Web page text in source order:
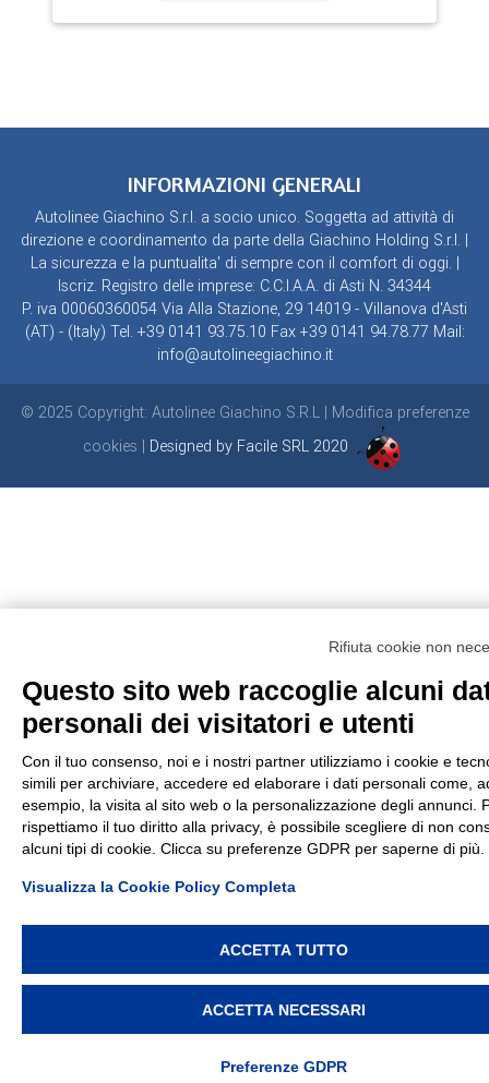
INFORMAZIONI GENERALI
Autolinee Giachino S.r.l. a socio unico. Soggetta ad attività di
direzione e coordinamento da parte della Giachino Holding S.r.l. |
La sicurezza e la puntualita' di sempre con il comfort di oggi. |
Iscriz. Registro delle imprese: C.C.I.A.A. di Asti N. 34344
P. iva 00060360054 Via Alla Stazione, 29 14019 - Villanova d'Asti
(AT) - (Italy) Tel. +39 0141 93.75.10 Fax +39 0141 94.78.77 Mail:
info@autolineegiachino.it
© 2025 Copyright: Autolinee Giachino S.R.L | Modifica preferenze
cookies | Designed by Facile SRL 2020
Rifiuta cookie non
Questo sito web raccoglie alcuni
personali dei visitatori e utenti
Con il tuo consenso, noi e i nostri partner utilizziamo i cookie e
simili per archiviare, accedere ed elaborare i dati personali come,
esempio, la visita al sito web o la personalizzazione degli annunci.
rispettiamo il tuo diritto alla privacy, è possibile scegliere di non
alcuni tipi di cookie. Clicca su preferenze GDPR per saperne di più.
Visualizza la Cookie Policy Completa
ACCETTA TUTTO
ACCETTA NECESSARI
Preferenze GDPR